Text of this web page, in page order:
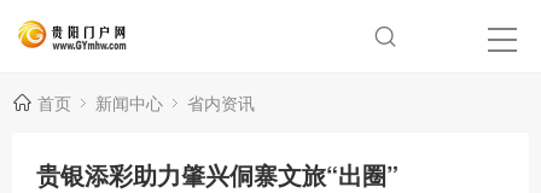
首页 新闻中心 省内资讯
贵银添彩助力肇兴侗寨文旅“出圈”